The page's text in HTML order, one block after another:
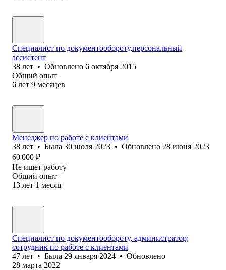
Специалист по документообороту,персональный
ассистент
38 лет • Обновлено 6 октября 2015
Общий опыт
6 лет 9 месяцев
Менеджер по работе с клиентами
38 лет • Была 30 июля 2023 • Обновлено 28 июня 2023
60 000 ₽
Не ищет работу
Общий опыт
13 лет 1 месяц
Специалист по документообороту, администратор;
сотрудник по работе с клиентами
47 лет • Была 29 января 2024 • Обновлено
28 марта 2022